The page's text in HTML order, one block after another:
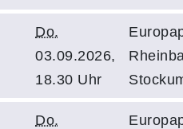
Do.
03.09.2026,
18.30 Uhr
Do.